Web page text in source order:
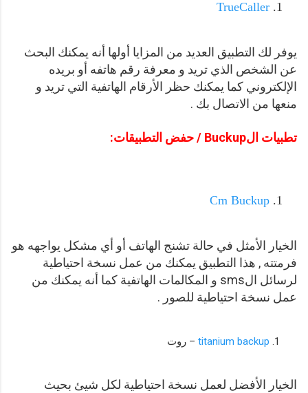
TrueCaller
يوفر لك التطبيق العديد من المزايا أولها أنه يمكنك البحث
عن الشخص الذي تريد و معرفة رقم هاتفه أو بريده
الإلكتروني كما يمكنك حظر الأرقام الهاتفية التي تريد و
منعها من الاتصال بك .
تطبيات الBuckup / حفض التطبيقات:
Cm Buckup
الخيار الأمثل في حالة تشنج الهاتف أو أي مشكل يواجهه هو
فرمتته , هذا التطبيق يمكنك من عمل نسخة احتياطية
لرسائل الsms و المكالمات الهاتفية كما أنه يمكنك من
عمل نسخة احتياطية للصور .
titanium backup – روت
الخيار الأفضل لعمل نسخة احتياطية لكل شيئ بحيث